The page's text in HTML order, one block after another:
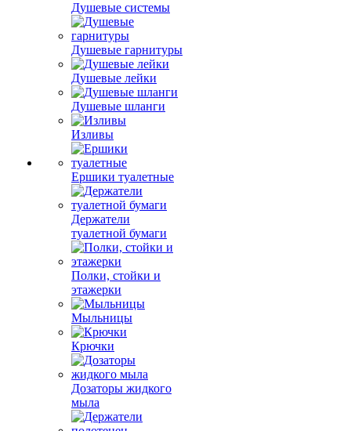
Душевые системы
Душевые гарнитуры
Душевые лейки
Душевые шланги
Изливы
Ершики туалетные
Держатели
туалетной бумаги
Полки, стойки и
этажерки
Мыльницы
Крючки
Дозаторы жидкого
мыла